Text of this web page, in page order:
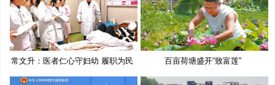
常文升：医者仁心守妇幼 履职为民 百亩荷塘盛开“致富莲”